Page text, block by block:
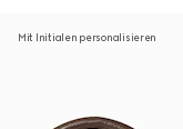
Mit Initialen personalisieren